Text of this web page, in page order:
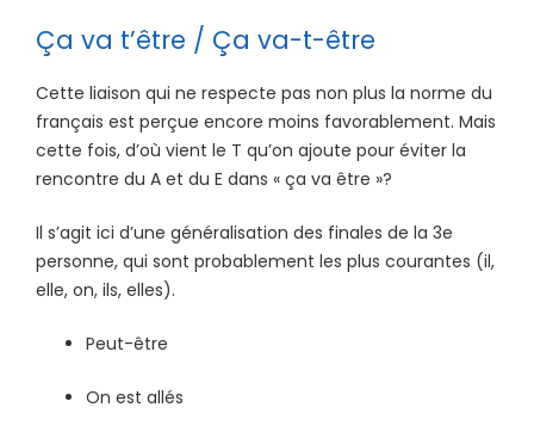
Ça va t’être / Ça va-t-être
Cette liaison qui ne respecte pas non plus la norme du
français est perçue encore moins favorablement. Mais
cette fois, d’où vient le T qu’on ajoute pour éviter la
rencontre du A et du E dans « ça va être »?
Il s’agit ici d’une généralisation des finales de la 3e
personne, qui sont probablement les plus courantes (il,
elle, on, ils, elles).
Peut-être
On est allés